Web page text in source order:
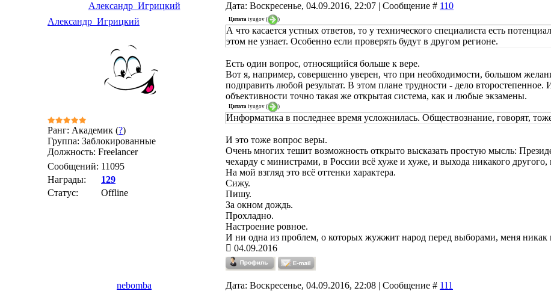
Александр_Игрицкий Дата: Воскресенье, 04.09.2016, 22:07 | Сообщение # 110
Александр_Игрицкий
Ранг: Академик (?)
Группа: Заблокированные
Должность: Freelancer
Сообщений: 11095
Награды:
129
Статус:
Offline
Цитата iyugov ( )
А что касается устных ответов, то у технического специалиста есть
этом не узнает. Особенно если проверять будут в другом регионе.
Есть один вопрос, относящийся больше к вере.
Вот я, например, совершенно уверен, что при необходимости, большом
подправить любой результат. В этом плане трудности - дело
объективности точно такая же открытая система, как и любые экзамены.
Цитата iyugov ( )
Информатика в последнее время усложнилась. Обществознание, говорят,
И это тоже вопрос веры.
Очень многих тешит возможность открыто высказать простую мысль:
чехарду с министрами, в России всё хуже и хуже, и выхода никакого другого,
На мой взгляд это всё оттенки характера.
Сижу.
Пишу.
За окном дождь.
Прохладно.
Настроение ровное.
И ни одна из проблем, о которых жужжит народ перед выборами, меня никак
04.09.2016
nebomba Дата: Воскресенье, 04.09.2016, 22:08 | Сообщение # 111